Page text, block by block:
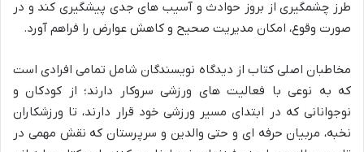
طرز چشمگیری از بروز حوادث و آسیب های جدی پیشگیری کند و در
صورت وقوع، امکان مدیریت صحیح و کاهش عوارض را فراهم آورد.
مخاطبان اصلی کتاب از دیدگاه نویسندگان شامل تمامی افرادی است
که به نوعی با فعالیت های ورزشی سروکار دارند؛ از کودکان و
نوجوانانی که در ابتدای مسیر ورزشی خود قرار دارند، تا ورزشکاران
نخبه، مربیان حرفه ای و حتی والدین و سرپرستان که نقش مهمی در